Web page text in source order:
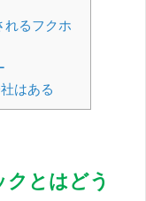
るフクホ
はある
とはどう